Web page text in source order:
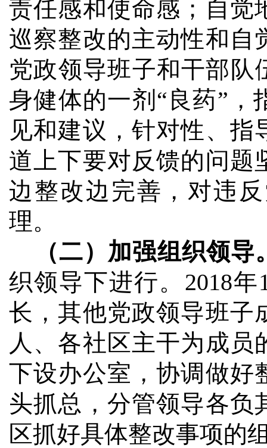
责任感和使命感；自觉
巡察整改的主动性和自
党政领导班子和干部队
身健体的一剂“良药”
见和建议，针对性、
道上下要对反馈的问题
边整改边完善， 对违
理。
（二）加强组织领导
织领导下进行。 2018年
长，其他党政领导班子
人、各社区主干为成
下设办公室，协调做好
头抓总，分管领导各负
区抓好具体整改事项的